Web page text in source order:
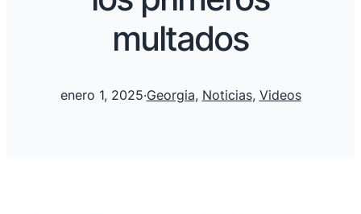
multados
enero 1, 2025·Georgia, Noticias, Videos